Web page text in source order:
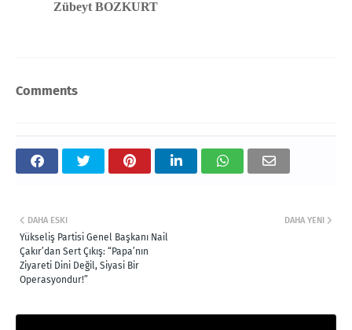
Zübeyt BOZKURT
Comments
DAHA YENI
DAHA ESKI
Yükseliş Partisi Genel Başkanı Nail
Çakır’dan Sert Çıkış: “Papa’nın
Ziyareti Dini Değil, Siyasi Bir
Operasyondur!”